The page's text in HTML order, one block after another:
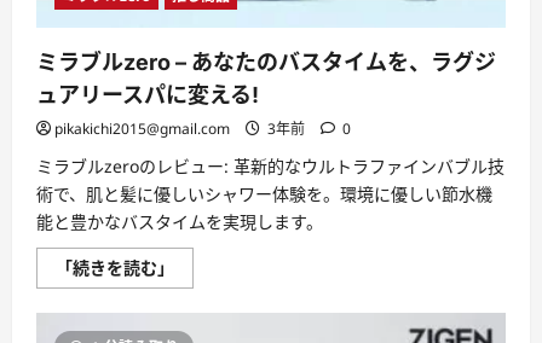
ミラブルzero – あなたのバスタイムを、ラグジ
ュアリースパに変える!
pikakichi2015@gmail.com 3年前 0
ミラブルzeroのレビュー: 革新的なウルトラファインバブル技
術で、肌と髪に優しいシャワー体験を。環境に優しい節水機
能と豊かなバスタイムを実現します。
「続きを読む」
ラ
ル
zero